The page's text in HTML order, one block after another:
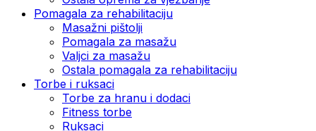
Pomagala za rehabilitaciju
Masažni pištolji
Pomagala za masažu
Valjci za masažu
Ostala pomagala za rehabilitaciju
Torbe i ruksaci
Torbe za hranu i dodaci
Fitness torbe
Ruksaci